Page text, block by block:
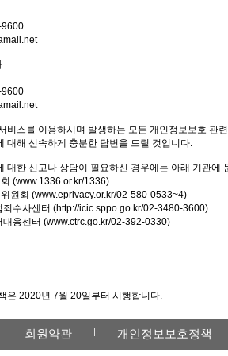
9600
9600
비스를 이용하시며 발생하는 모든 개인정보보호 관
대해 신속하게 충분한 답변을 드릴 것입니다.
대한 신고나 상담이 필요하신 경우에는 아래 기관에
(www.1336.or.kr/1336)
원회 (www.eprivacy.or.kr/02-580-0533~4)
죄수사센터 (http://icic.sppo.go.kr/02-3480-3600)
대응센터 (www.ctrc.go.kr/02-392-0330)
은 2020년 7월 20일부터 시행합니다.
회원약관 개인정보보호정책